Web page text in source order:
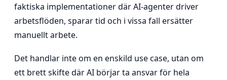
faktiska implementationer där AI-agenter driver
arbetsflöden, sparar tid och i vissa fall ersätter
manuellt arbete.
Det handlar inte om en enskild use case, utan om
ett brett skifte där AI börjar ta ansvar för hela